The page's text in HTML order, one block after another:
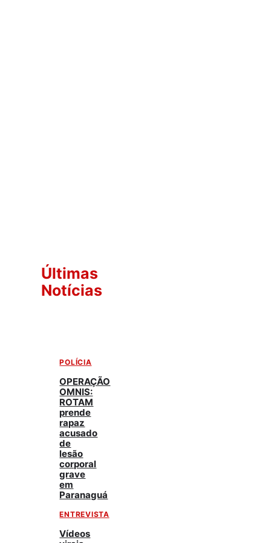
Últimas
Notícias
POLÍCIA
OPERAÇÃO
OMNIS:
ROTAM
prende
rapaz
acusado
de
lesão
corporal
grave
em
Paranaguá
ENTREVISTA
Vídeos